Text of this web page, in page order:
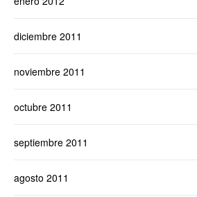
diciembre 2011
noviembre 2011
octubre 2011
septiembre 2011
agosto 2011